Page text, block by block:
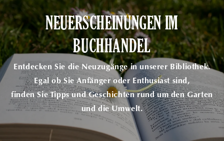
NEUERSCHEINUNGEN IM
BUCHHANDEL
Entdecken Sie die Neuzugänge in unserer Bibliothek.
Egal ob Sie Anfänger oder Enthusiast sind,
finden Sie Tipps und Geschichten rund um den Garten
und die Umwelt.